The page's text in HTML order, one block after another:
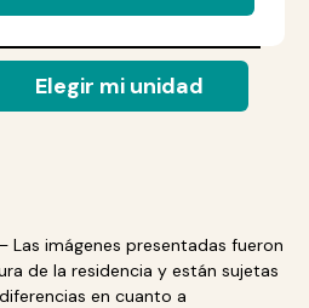
Elegir mi unidad
– Las imágenes presentadas fueron
de la residencia y están sujetas
en cuanto a